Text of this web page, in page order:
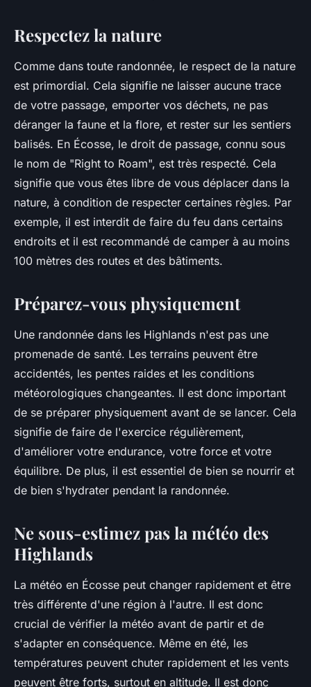
Respectez la nature
Comme dans toute randonnée, le respect de la nature
est primordial. Cela signifie ne laisser aucune trace
de votre passage, emporter vos déchets, ne pas
déranger la faune et la flore, et rester sur les sentiers
balisés. En Écosse, le droit de passage, connu sous
le nom de "Right to Roam", est très respecté. Cela
signifie que vous êtes libre de vous déplacer dans la
nature, à condition de respecter certaines règles. Par
exemple, il est interdit de faire du feu dans certains
endroits et il est recommandé de camper à au moins
100 mètres des routes et des bâtiments.
Préparez-vous physiquement
Une randonnée dans les Highlands n'est pas une
promenade de santé. Les terrains peuvent être
accidentés, les pentes raides et les conditions
météorologiques changeantes. Il est donc important
de se préparer physiquement avant de se lancer. Cela
signifie de faire de l'exercice régulièrement,
d'améliorer votre endurance, votre force et votre
équilibre. De plus, il est essentiel de bien se nourrir et
de bien s'hydrater pendant la randonnée.
Ne sous-estimez pas la météo des
Highlands
La météo en Écosse peut changer rapidement et être
très différente d'une région à l'autre. Il est donc
crucial de vérifier la météo avant de partir et de
s'adapter en conséquence. Même en été, les
températures peuvent chuter rapidement et les vents
peuvent être forts, surtout en altitude. Il est donc